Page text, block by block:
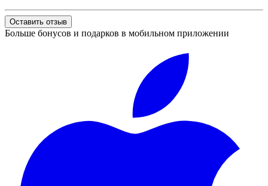
Оставить отзыв
Больше бонусов и подарков в мобильном приложении